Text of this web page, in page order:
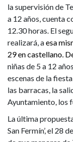
la supervisión de
a 12 años, cuenta
12.30 horas. El
realizará, aesa
29 en castellano.
niñas de 5 a 12
escenas de la
las barracas, la
Ayuntamiento, los
La última
San Fermín’, el 28